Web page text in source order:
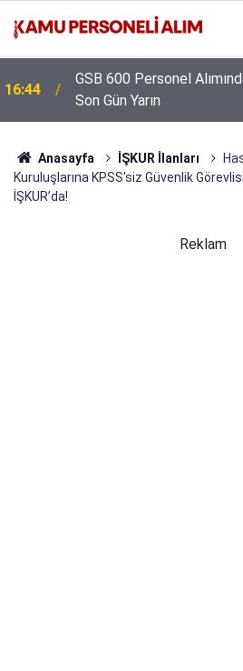
16:44
GSB 600 Personel
Son Gün Yarın
Anasayfa İŞKUR İlanları
Kuruluşlarına KPSS'siz Güvenlik
İŞKUR’da!
Reklam